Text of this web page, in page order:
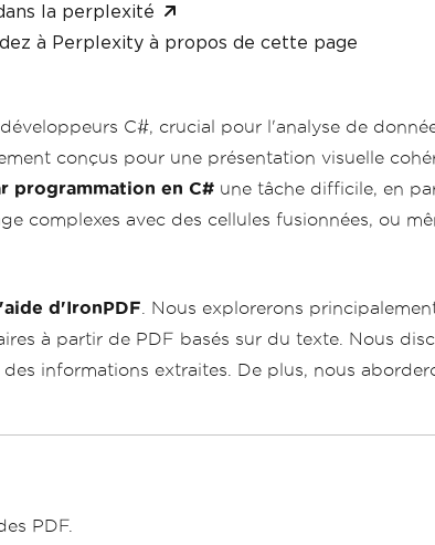
la perplexité
à Perplexity à propos de cette page
C#, crucial pour l'analyse de
conçus pour une présentation visuelle
programmation en C# une tâche difficile, en
complexes avec des cellules fusionnées, ou
d'IronPDF . Nous explorerons
à partir de PDF basés sur du texte. Nous
informations extraites. De plus, nous
PDF.